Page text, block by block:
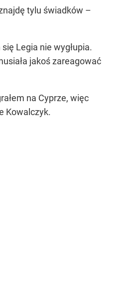
tylu świadków –
Legia nie wygłupia.
jakoś zareagować
na Cyprze, więc
Kowalczyk.